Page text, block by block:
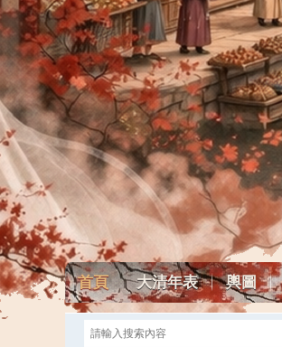
首頁 大清年表 輿圖